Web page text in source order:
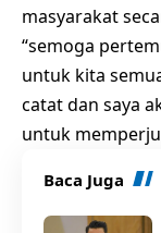
masyarakat
“semoga
untuk kita
catat dan saya
untuk
Baca Juga